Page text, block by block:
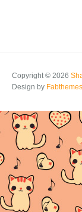
Copyright © 2026
Design by Fabthemes